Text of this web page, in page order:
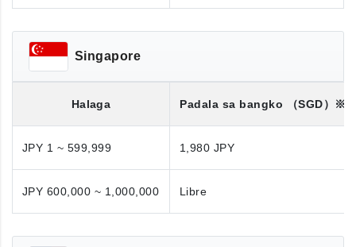
Singapore
Halaga Padala sa bangko （SGD）※
JPY 1 ~ 599,999 1,980 JPY
JPY 600,000 ~ 1,000,000 Libre